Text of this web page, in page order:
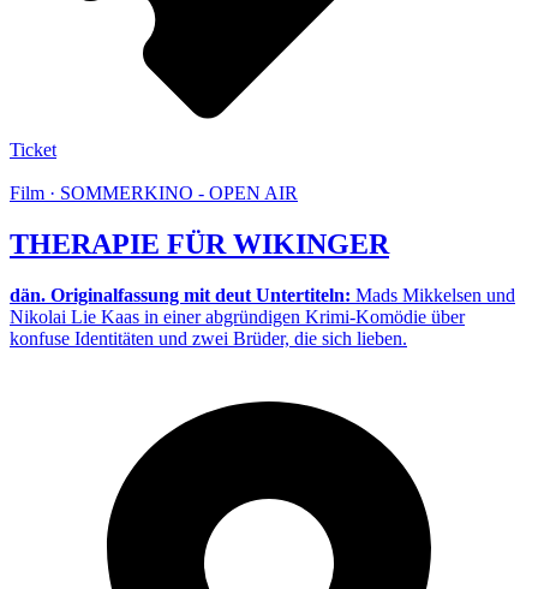
Ticket
Film · SOMMERKINO - OPEN AIR
THERAPIE FÜR WIKINGER
dän. Originalfassung mit deut Untertiteln: Mads Mikkelsen und
Nikolai Lie Kaas in einer abgründigen Krimi-Komödie über
konfuse Identitäten und zwei Brüder, die sich lieben.